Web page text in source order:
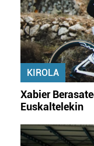
KIROLA
Xabier
Euskaltelekin